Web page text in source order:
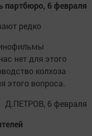
6 февраля
редко
нет для этого
колхоза
этого вопроса.
Д.ПЕТРОВ, 6 февраля